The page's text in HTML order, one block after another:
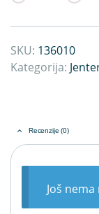
SKU: 136010
Kategorija:
Recenzije (0)
Još